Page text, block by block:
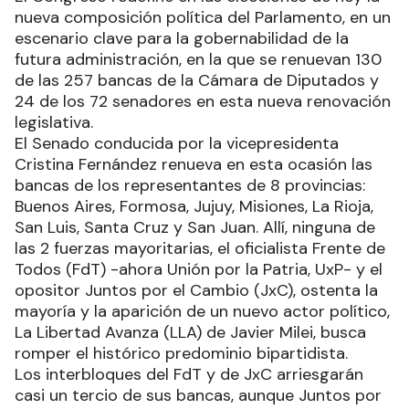
nueva composición política del Parlamento, en un
escenario clave para la gobernabilidad de la
futura administración, en la que se renuevan 130
de las 257 bancas de la Cámara de Diputados y
24 de los 72 senadores en esta nueva renovación
legislativa.
El Senado conducida por la vicepresidenta
Cristina Fernández renueva en esta ocasión las
bancas de los representantes de 8 provincias:
Buenos Aires, Formosa, Jujuy, Misiones, La Rioja,
San Luis, Santa Cruz y San Juan. Allí, ninguna de
las 2 fuerzas mayoritarias, el oficialista Frente de
Todos (FdT) -ahora Unión por la Patria, UxP- y el
opositor Juntos por el Cambio (JxC), ostenta la
mayoría y la aparición de un nuevo actor político,
La Libertad Avanza (LLA) de Javier Milei, busca
romper el histórico predominio bipartidista.
Los interbloques del FdT y de JxC arriesgarán
casi un tercio de sus bancas, aunque Juntos por